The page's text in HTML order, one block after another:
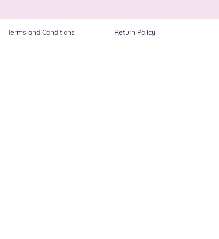
Terms and Conditions Return Policy